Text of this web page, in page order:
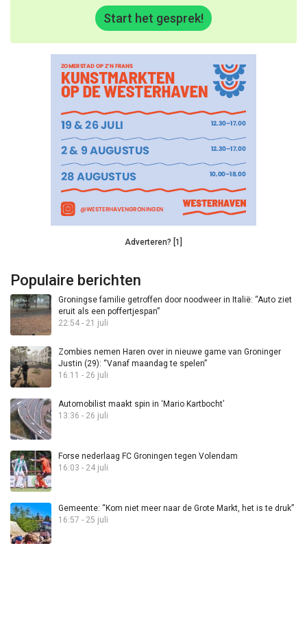
Start het gesprek!
Adverteren? [1]
Populaire berichten
Groningse familie getroffen door noodweer in Italië: “Auto ziet
eruit als een poffertjespan”
22:54 - 21 juli
Zombies nemen Haren over in nieuwe game van Groninger
Justin (29): “Vanaf maandag te spelen”
16:11 - 26 juli
Automobilist maakt spin in ‘Mario Kartbocht’
13:36 - 26 juli
Forse nederlaag FC Groningen tegen Volendam
16:03 - 24 juli
Gemeente: “Kom niet meer naar de Grote Markt, het is te druk”
16:57 - 25 juli